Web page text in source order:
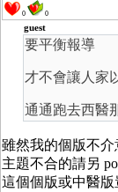
0 0
guest
要平衡報導
才不會讓人家
通通跑去西醫
雖然我的個版不
主題不合的請另
這個個版或中醫